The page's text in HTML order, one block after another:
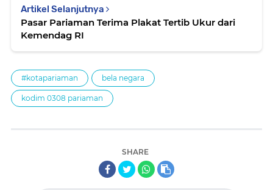
Artikel Selanjutnya
Pasar Pariaman Terima Plakat Tertib Ukur dari
Kemendag RI
#kotapariaman bela negara
kodim 0308 pariaman
SHARE